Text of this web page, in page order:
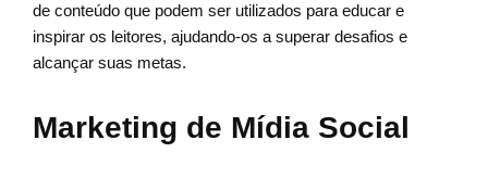
de conteúdo que podem ser utilizados para educar e
inspirar os leitores, ajudando-os a superar desafios e
alcançar suas metas.
Marketing de Mídia Social